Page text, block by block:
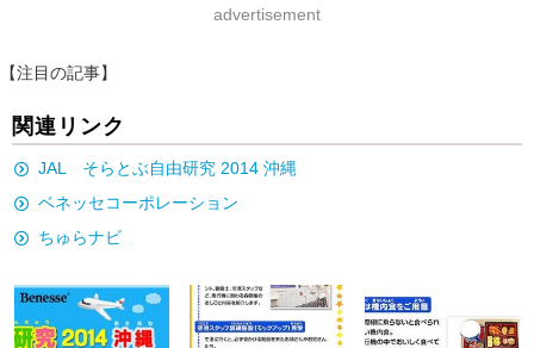
advertisement
【注目の記事】
関連リンク
JAL そらとぶ自由研究 2014 沖縄
ベネッセコーポレーション
ちゅらナビ